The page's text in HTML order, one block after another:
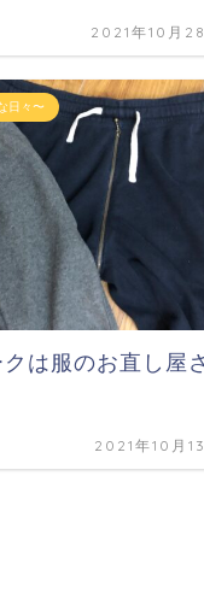
2021年10月
日々〜
は服のお直し屋さ
2021年10月